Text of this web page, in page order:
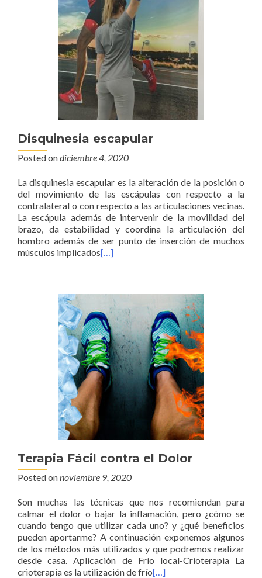
Disquinesia escapular
Posted ondiciembre 4, 2020
La disquinesia escapular es la alteración de la posición o
del movimiento de las escápulas con respecto a la
contralateral o con respecto a las articulaciones vecinas.
La escápula además de intervenir de la movilidad del
brazo, da estabilidad y coordina la articulación del
hombro además de ser punto de inserción de muchos
músculos implicados[…]
Terapia Fácil contra el Dolor
Posted onnoviembre 9, 2020
Son muchas las técnicas que nos recomiendan para
calmar el dolor o bajar la inflamación, pero ¿cómo se
cuando tengo que utilizar cada uno? y ¿qué beneficios
pueden aportarme? A continuación exponemos algunos
de los métodos más utilizados y que podremos realizar
desde casa. Aplicación de Frío local-Crioterapia La
crioterapia es la utilización de frío[…]